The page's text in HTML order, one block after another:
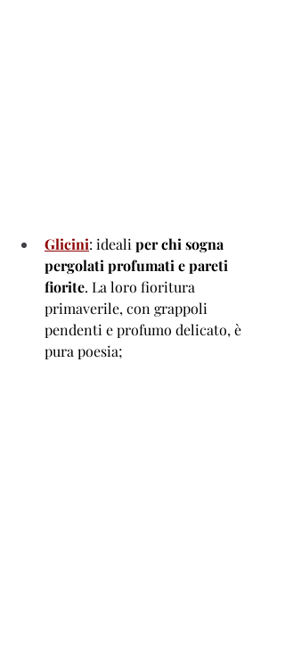
Glicini: ideali per chi sogna
pergolati profumati e pareti
fiorite. La loro fioritura
primaverile, con grappoli
pendenti e profumo delicato, è
pura poesia;